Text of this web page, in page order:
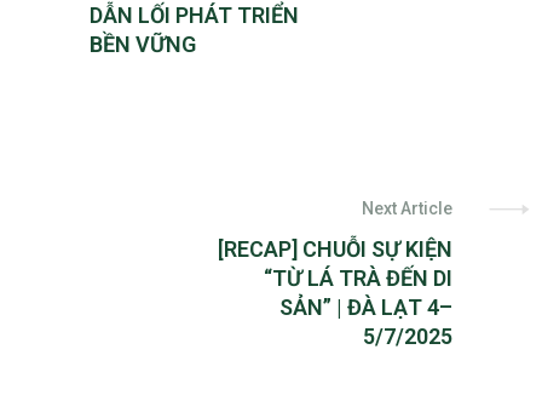
DẪN LỐI PHÁT TRIỂN
BỀN VỮNG
Next Article
[RECAP] CHUỖI SỰ KIỆN
“TỪ LÁ TRÀ ĐẾN DI
SẢN” | ĐÀ LẠT 4–
5/7/2025